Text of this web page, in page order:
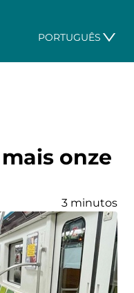
PORTUGUÊS
onze
3 minutos